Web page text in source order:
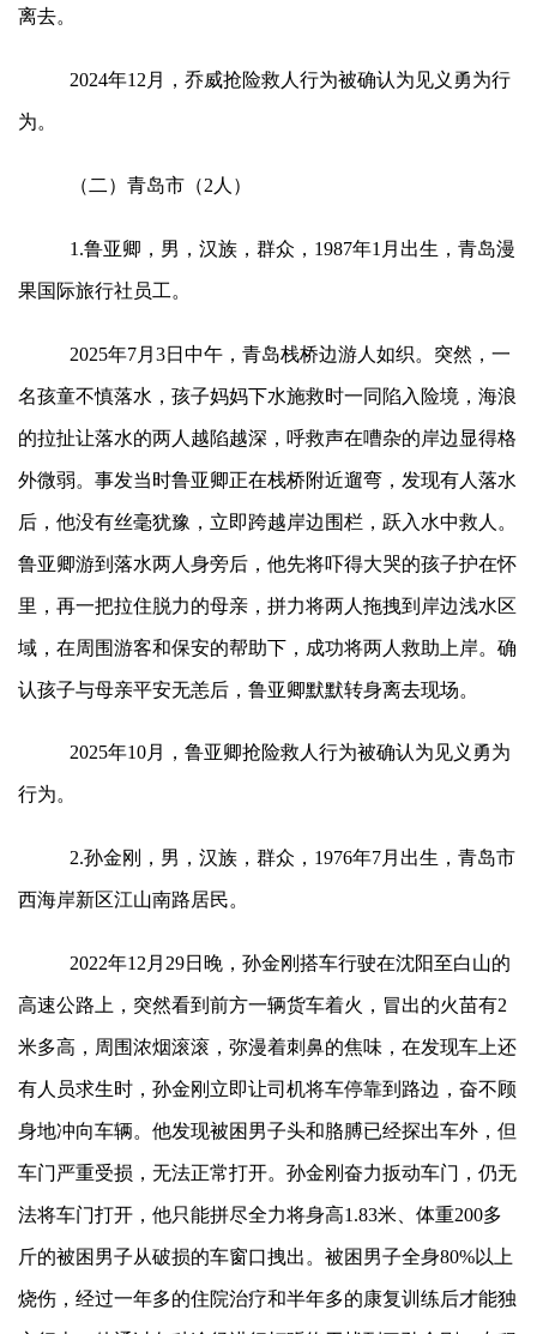
离去。
2024年12月，乔威抢险救人行为被确认为见义勇为行
为。
（二）青岛市（2人）
1.鲁亚卿，男，汉族，群众，1987年1月出生，青岛漫
果国际旅行社员工。
2025年7月3日中午，青岛栈桥边游人如织。突然，一
名孩童不慎落水，孩子妈妈下水施救时一同陷入险境，海浪
的拉扯让落水的两人越陷越深，呼救声在嘈杂的岸边显得格
外微弱。事发当时鲁亚卿正在栈桥附近遛弯，发现有人落水
后，他没有丝毫犹豫，立即跨越岸边围栏，跃入水中救人。
鲁亚卿游到落水两人身旁后，他先将吓得大哭的孩子护在怀
里，再一把拉住脱力的母亲，拼力将两人拖拽到岸边浅水区
域，在周围游客和保安的帮助下，成功将两人救助上岸。确
认孩子与母亲平安无恙后，鲁亚卿默默转身离去现场。
2025年10月，鲁亚卿抢险救人行为被确认为见义勇为
行为。
2.孙金刚，男，汉族，群众，1976年7月出生，青岛市
西海岸新区江山南路居民。
2022年12月29日晚，孙金刚搭车行驶在沈阳至白山的
高速公路上，突然看到前方一辆货车着火，冒出的火苗有2
米多高，周围浓烟滚滚，弥漫着刺鼻的焦味，在发现车上还
有人员求生时，孙金刚立即让司机将车停靠到路边，奋不顾
身地冲向车辆。他发现被困男子头和胳膊已经探出车外，但
车门严重受损，无法正常打开。孙金刚奋力扳动车门，仍无
法将车门打开，他只能拼尽全力将身高1.83米、体重200多
斤的被困男子从破损的车窗口拽出。被困男子全身80%以上
烧伤，经过一年多的住院治疗和半年多的康复训练后才能独